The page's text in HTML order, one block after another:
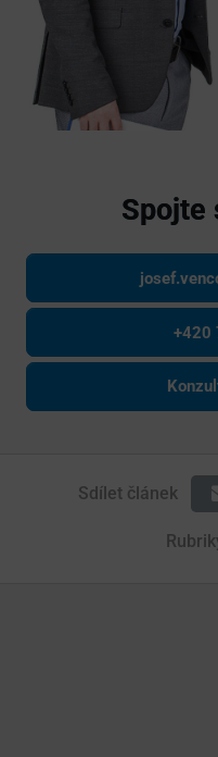
Spojte
+420
Sdílet článek